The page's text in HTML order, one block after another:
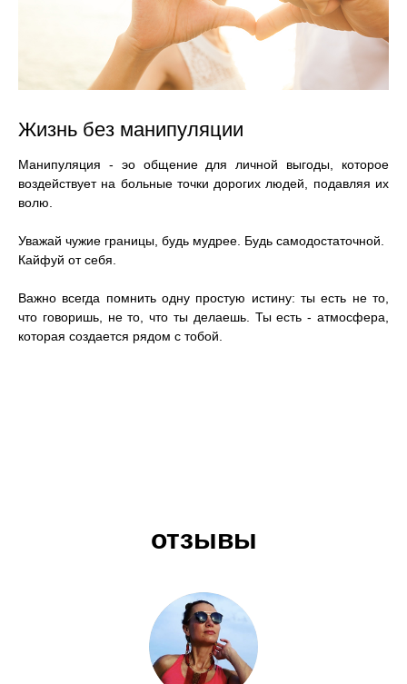
Жизнь без манипуляции
Манипуляция - эо общение для личной выгоды, которое
воздействует на больные точки дорогих людей, подавляя их
волю.
Уважай чужие границы, будь мудрее. Будь самодостаточной.
Кайфуй от себя.
Важно всегда помнить одну простую истину: ты есть не то,
что говоришь, не то, что ты делаешь. Ты есть - атмосфера,
которая создается рядом с тобой.
отзывы